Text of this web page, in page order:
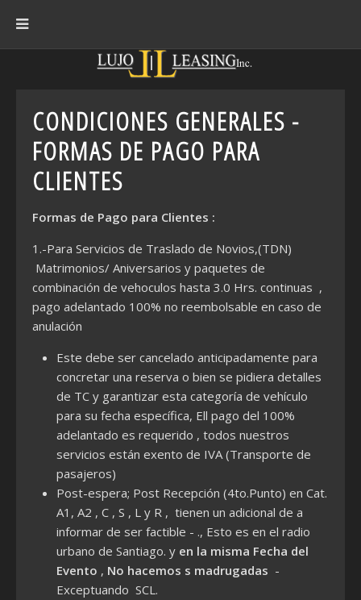
CONDICIONES GENERALES -
FORMAS DE PAGO PARA
CLIENTES
Formas de Pago para Clientes :
1.-Para Servicios de Traslado de Novios,(TDN)
Matrimonios/ Aniversarios y paquetes de
combinación de vehoculos hasta 3.0 Hrs. continuas ,
pago adelantado 100% no reembolsable en caso de
anulación
Este debe ser cancelado anticipadamente para
concretar una reserva o bien se pidiera detalles
de TC y garantizar esta categoría de vehículo
para su fecha específica, Ell pago del 100%
adelantado es requerido , todos nuestros
servicios están exento de IVA (Transporte de
pasajeros)
Post-espera; Post Recepción (4to.Punto) en Cat.
A1, A2 , C , S , L y R , tienen un adicional de a
informar de ser factible - ., Esto es en el radio
urbano de Santiago. y en la misma Fecha del
Evento , No hacemos s madrugadas -
Exceptuando SCL.